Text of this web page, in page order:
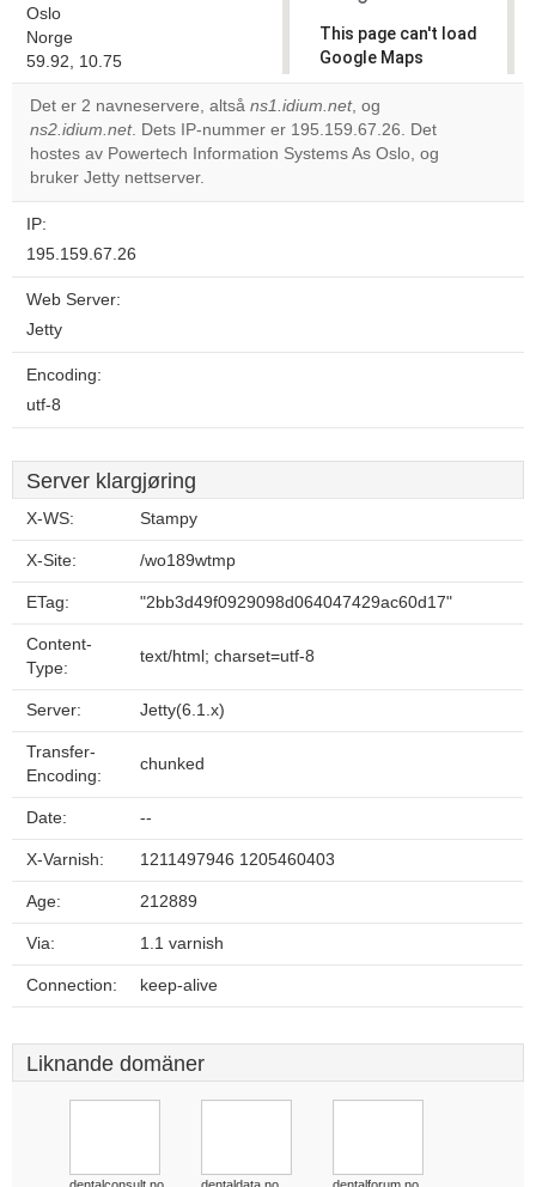
Oslo
Norge
59.92, 10.75
This page can't load
Google Maps
correctly.
Do you
own this
Det er 2 navneservere, altså ns1.idium.net, og
ns2.idium.net. Dets IP-nummer er 195.159.67.26. Det
hostes av Powertech Information Systems As Oslo, og
bruker Jetty nettserver.
IP:
195.159.67.26
Web Server:
Jetty
Encoding:
utf-8
Server klargjøring
X-WS: Stampy
X-Site: /wo189wtmp
ETag: "2bb3d49f0929098d064047429ac60d17"
Content-
Type:
text/html; charset=utf-8
Server: Jetty(6.1.x)
Transfer-
Encoding:
chunked
Date: --
X-Varnish: 1211497946 1205460403
Age: 212889
Via: 1.1 varnish
Connection: keep-alive
Liknande domäner